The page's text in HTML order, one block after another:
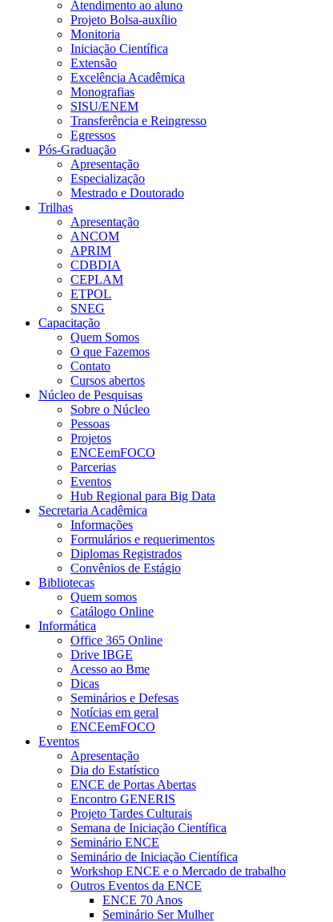
Atendimento ao aluno
Projeto Bolsa-auxílio
Monitoria
Iniciação Científica
Extensão
Excelência Acadêmica
Monografias
SISU/ENEM
Transferência e Reingresso
Egressos
Pós-Graduação
Apresentação
Especialização
Mestrado e Doutorado
Trilhas
Apresentação
ANCOM
APRIM
CDBDIA
CEPLAM
ETPOL
SNEG
Capacitação
Quem Somos
O que Fazemos
Contato
Cursos abertos
Núcleo de Pesquisas
Sobre o Núcleo
Pessoas
Projetos
ENCEemFOCO
Parcerias
Eventos
Hub Regional para Big Data
Secretaria Acadêmica
Informações
Formulários e requerimentos
Diplomas Registrados
Convênios de Estágio
Bibliotecas
Quem somos
Catálogo Online
Informática
Office 365 Online
Drive IBGE
Acesso ao Bme
Dicas
Seminários e Defesas
Notícias em geral
ENCEemFOCO
Eventos
Apresentação
Dia do Estatístico
ENCE de Portas Abertas
Encontro GENERIS
Projeto Tardes Culturais
Semana de Iniciação Científica
Seminário ENCE
Seminário de Iniciação Científica
Workshop ENCE e o Mercado de trabalho
Outros Eventos da ENCE
ENCE 70 Anos
Seminário Ser Mulher